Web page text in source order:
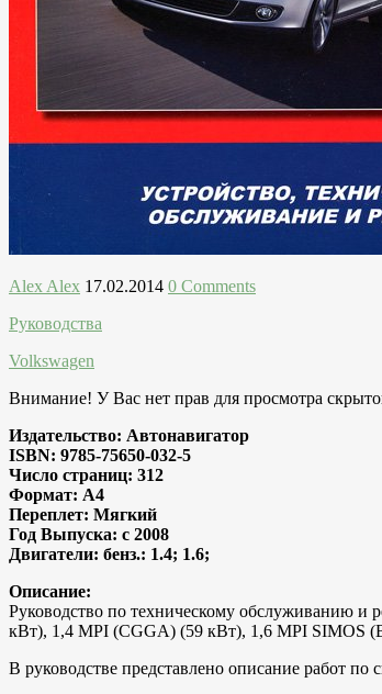
Alex Alex 17.02.2014 0 Comments
Руководства
Volkswagen
Внимание! У Вас нет прав для просмотра
Издательство: Автонавигатор
ISBN: 9785-75650-032-5
Число страниц: 312
Формат: A4
Переплет: Мягкий
Год Выпуска: с 2008
Двигатели: бенз.: 1.4; 1.6;
Описание:
Руководство по техническому обслуживанию
кВт), 1,4 MPI (CGGA) (59 кВт), 1,6 MPI SIMOS
В руководстве представлено описание работ по